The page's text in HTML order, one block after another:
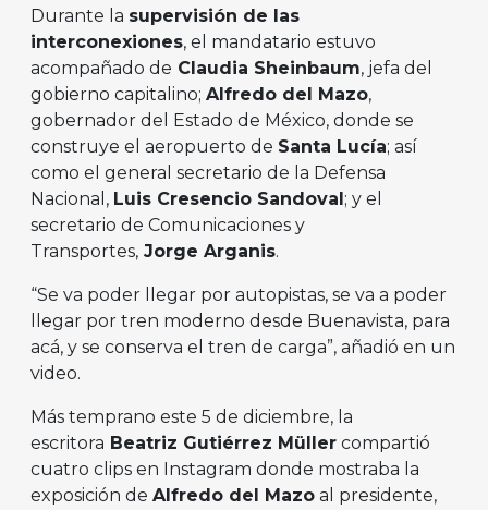
Durante la supervisión de las
interconexiones, el mandatario estuvo
acompañado de Claudia Sheinbaum, jefa del
gobierno capitalino; Alfredo del Mazo,
gobernador del Estado de México, donde se
construye el aeropuerto de Santa Lucía; así
como el general secretario de la Defensa
Nacional, Luis Cresencio Sandoval ; y el
secretario de Comunicaciones y
Transportes, Jorge Arganis.
“Se va poder llegar por autopistas, se va a poder
llegar por tren moderno desde Buenavista, para
acá, y se conserva el tren de carga”, añadió en un
video.
Más temprano este 5 de diciembre, la
escritora Beatriz Gutiérrez Müller compartió
cuatro clips en Instagram donde mostraba la
exposición de Alfredo del Mazo al presidente,